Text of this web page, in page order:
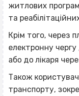
житлових
та
Крім того, через
електронну
або до лікаря
Також
транспорту,